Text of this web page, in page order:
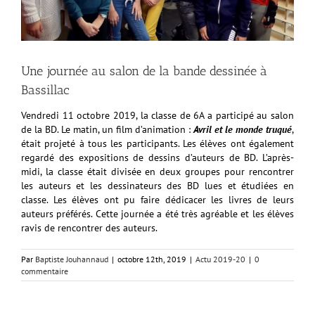
Une journée au salon de la bande dessinée à
Bassillac
Vendredi 11 octobre 2019, la classe de 6A a participé au salon
de la BD. Le matin, un film d’animation :Avril et le monde truqué,
était projeté à tous les participants. Les élèves ont également
regardé des expositions de dessins d’auteurs de BD. L’après-
midi, la classe était divisée en deux groupes pour rencontrer
les auteurs et les dessinateurs des BD lues et étudiées en
classe. Les élèves ont pu faire dédicacer les livres de leurs
auteurs préférés. Cette journée a été très agréable et les élèves
ravis de rencontrer des auteurs.
Par Baptiste Jouhannaud | octobre 12th, 2019 | Actu 2019-20 | 0
commentaire